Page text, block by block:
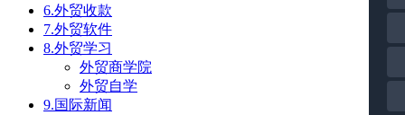
6.外贸收款
7.外贸软件
8.外贸学习
外贸商学院
外贸自学
9.国际新闻